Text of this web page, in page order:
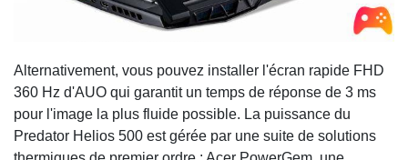
Alternativement, vous pouvez installer l'écran rapide FHD
360 Hz d'AUO qui garantit un temps de réponse de 3 ms
pour l'image la plus fluide possible. La puissance du
Predator Helios 500 est gérée par une suite de solutions